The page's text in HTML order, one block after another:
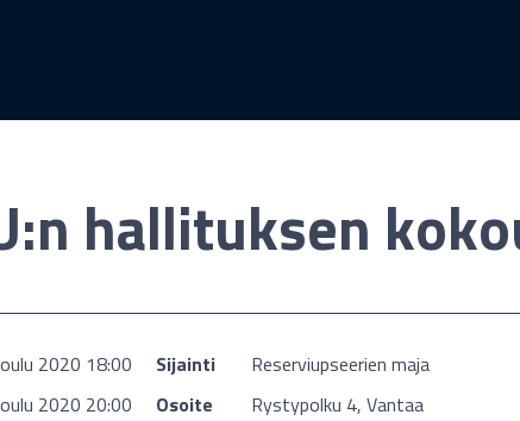
hallituksen
2020 18:00 Sijainti
Reserviupseerien maja
2020 20:00 Osoite Rystypolku 4, Vantaa